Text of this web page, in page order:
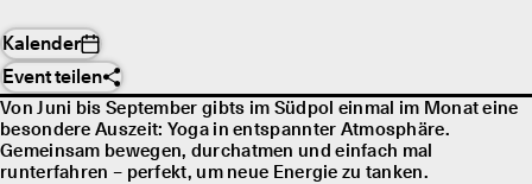
Kalender
Event teilen
Von Juni bis September gibts im Südpol einmal im Monat eine
besondere Auszeit: Yoga in entspannter Atmosphäre.
Gemeinsam bewegen, durchatmen und einfach mal
runterfahren – perfekt, um neue Energie zu tanken.